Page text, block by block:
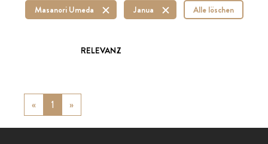
Masanori Umeda Janua Alle löschen
RELEVANZ
« Previous
1 »